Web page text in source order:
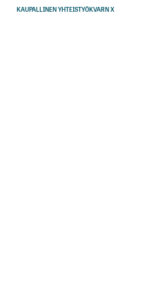
KAUPALLINEN YHTEISTYÖKVARN X